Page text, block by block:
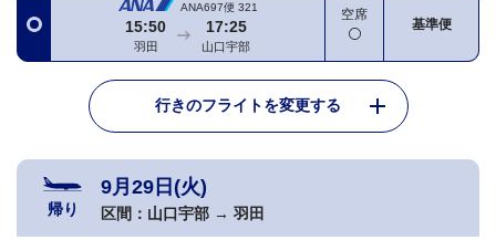
ANA697便 321
15:50
羽田
17:25
山口宇部
空席
基準便
行きのフライトを変更する
帰り
9月29日(火)
区間： 山口宇部 → 羽田